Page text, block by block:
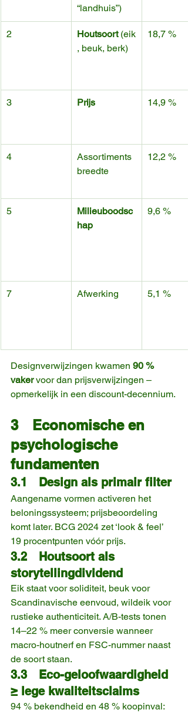
“landhuis”)
2 Houtsoort (eik
, beuk, berk)
18,7 %
3 Prijs 14,9 %
4
Assortiments
breedte
12,2 %
5
Milieuboodsc
hap
9,6 %
7 Afwerking 5,1 %
Designverwijzingen kwamen 90 %
vaker voor dan prijsverwijzingen –
opmerkelijk in een discount-decennium.
3 Economische en
psychologische
fundamenten
3.1 Design als primair filter
Aangename vormen activeren het
beloningssysteem; prijsbeoordeling
komt later. BCG 2024 zet ‘look & feel’
19 procentpunten vóór prijs.
3.2 Houtsoort als
storytellingdividend
Eik staat voor soliditeit, beuk voor
Scandinavische eenvoud, wildeik voor
rustieke authenticiteit. A/B-tests tonen
14–22 % meer conversie wanneer
macro-houtnerf en FSC-nummer naast
de soort staan.
3.3 Eco-geloofwaardigheid
≥ lege kwaliteitsclaims
94 % bekendheid en 48 % koopinval: